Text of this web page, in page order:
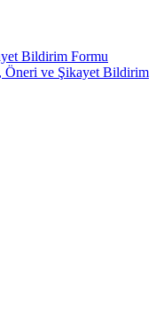
Bildirim Formu
Öneri ve Şikayet Bildirim